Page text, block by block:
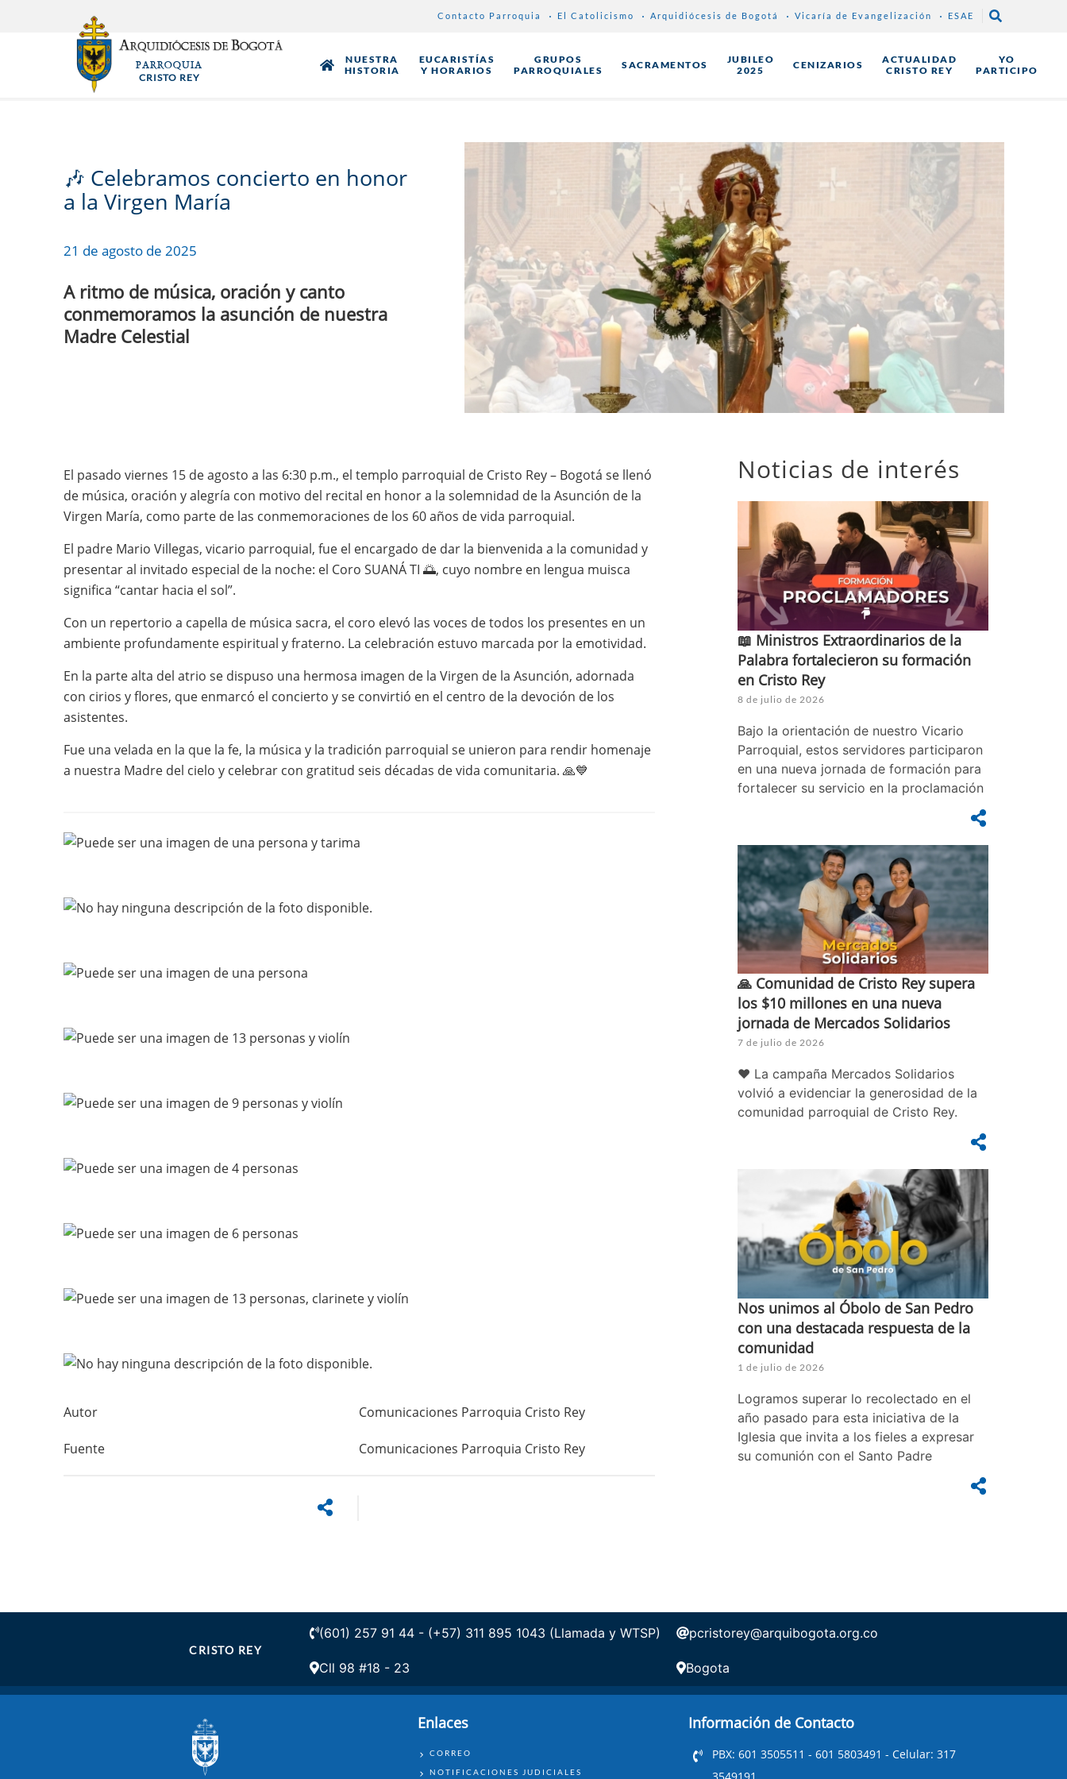
Contacto Parroquia El Catolicismo Arquidiócesis de Bogotá Vicaría de Evangelización ESAE
PARROQUIA
CRISTO REY
NUESTRA
HISTORIA
EUCARISTÍAS
Y HORARIOS
GRUPOS
PARROQUIALES
SACRAMENTOS
JUBILEO
2025
CENIZARIOS
ACTUALIDAD
CRISTO REY
YO
PARTICIPO
🎶 Celebramos concierto en honor
a la Virgen María
21 de agosto de 2025
A ritmo de música, oración y canto
conmemoramos la asunción de nuestra
Madre Celestial
El pasado viernes 15 de agosto a las 6:30 p.m., el templo parroquial de Cristo Rey – Bogotá se llenó
de música, oración y alegría con motivo del recital en honor a la solemnidad de la Asunción de la
Virgen María, como parte de las conmemoraciones de los 60 años de vida parroquial.
El padre Mario Villegas, vicario parroquial, fue el encargado de dar la bienvenida a la comunidad y
presentar al invitado especial de la noche: el Coro SUANÁ TI 🌅, cuyo nombre en lengua muisca
significa “cantar hacia el sol”.
Con un repertorio a capella de música sacra, el coro elevó las voces de todos los presentes en un
ambiente profundamente espiritual y fraterno. La celebración estuvo marcada por la emotividad.
En la parte alta del atrio se dispuso una hermosa imagen de la Virgen de la Asunción, adornada
con cirios y flores, que enmarcó el concierto y se convirtió en el centro de la devoción de los
asistentes.
Fue una velada en la que la fe, la música y la tradición parroquial se unieron para rendir homenaje
a nuestra Madre del cielo y celebrar con gratitud seis décadas de vida comunitaria. 🙏💙
Autor Comunicaciones Parroquia Cristo Rey
Fuente Comunicaciones Parroquia Cristo Rey
Noticias de interés
📖 Ministros Extraordinarios de la
Palabra fortalecieron su formación
en Cristo Rey
8 de julio de 2026
Bajo la orientación de nuestro Vicario
Parroquial, estos servidores participaron
en una nueva jornada de formación para
fortalecer su servicio en la proclamación
🙏 Comunidad de Cristo Rey supera
los $10 millones en una nueva
jornada de Mercados Solidarios
7 de julio de 2026
❤️ La campaña Mercados Solidarios
volvió a evidenciar la generosidad de la
comunidad parroquial de Cristo Rey.
Nos unimos al Óbolo de San Pedro
con una destacada respuesta de la
comunidad
1 de julio de 2026
Logramos superar lo recolectado en el
año pasado para esta iniciativa de la
Iglesia que invita a los fieles a expresar
su comunión con el Santo Padre
CRISTO REY
(601) 257 91 44 - (+57) 311 895 1043 (Llamada y WTSP) pcristorey@arquibogota.org.co
Cll 98 #18 - 23 Bogota
Enlaces
ENLACES
CORREO
NOTIFICACIONES JUDICIALES
Información de Contacto
PBX: 601 3505511 - 601 5803491 - Celular: 317
3549191